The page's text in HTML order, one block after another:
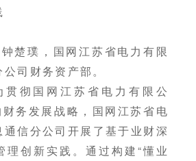
楚璞，国网江苏省电力有限
司财务资产部。
彻国网江苏省电力有限公
财务发展战略，国网江苏省电
信分公司开展了基于业财深
理创新实践。通过构建“懂业